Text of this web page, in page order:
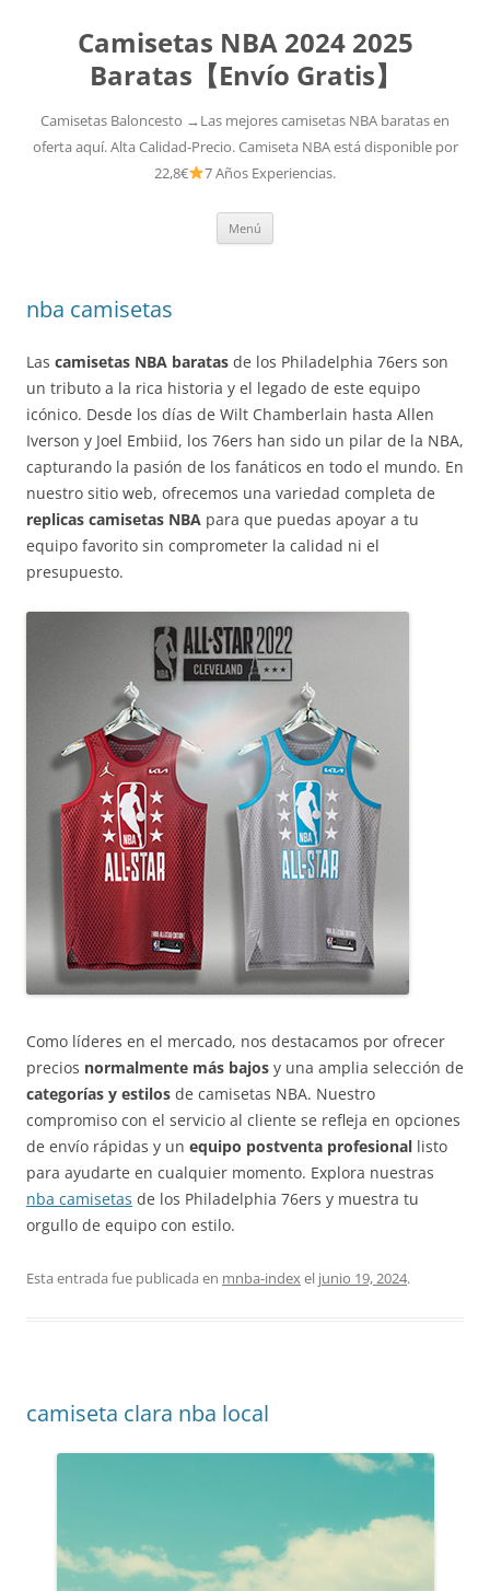
Camisetas NBA 2024 2025
Baratas【Envío Gratis】
Camisetas Baloncesto →Las mejores camisetas NBA baratas en
oferta aquí. Alta Calidad-Precio. Camiseta NBA está disponible por
22,8€
7 Años Experiencias.
Menú
nba camisetas
Las camisetas NBA baratas de los Philadelphia 76ers son
un tributo a la rica historia y el legado de este equipo
icónico. Desde los días de Wilt Chamberlain hasta Allen
Iverson y Joel Embiid, los 76ers han sido un pilar de la NBA,
capturando la pasión de los fanáticos en todo el mundo. En
nuestro sitio web, ofrecemos una variedad completa de
replicas camisetas NBA para que puedas apoyar a tu
equipo favorito sin comprometer la calidad ni el
presupuesto.
Como líderes en el mercado, nos destacamos por ofrecer
precios normalmente más bajos y una amplia selección de
categorías y estilos de camisetas NBA. Nuestro
compromiso con el servicio al cliente se refleja en opciones
de envío rápidas y un equipo postventa profesional listo
para ayudarte en cualquier momento. Explora nuestras
nba camisetas de los Philadelphia 76ers y muestra tu
orgullo de equipo con estilo.
Esta entrada fue publicada en mnba-indexel junio 19, 2024.
camiseta clara nba local